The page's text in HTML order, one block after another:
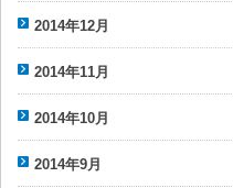
2014年12月
2014年11月
2014年10月
2014年9月